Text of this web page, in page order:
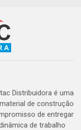
Distribuidora é uma
de construção
de entregar
de trabalho